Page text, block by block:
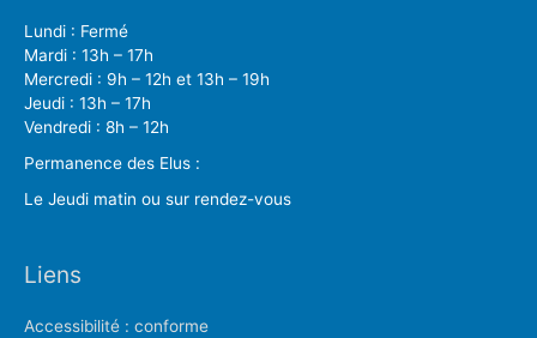
Lundi : Fermé
Mardi : 13h – 17h
Mercredi : 9h – 12h et 13h – 19h
Jeudi : 13h – 17h
Vendredi : 8h – 12h
Permanence des Elus :
Le Jeudi matin ou sur rendez-vous
Liens
Accessibilité : conforme